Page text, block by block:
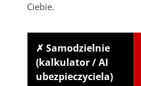
Ciebie.
✗ Samodzielnie
(kalkulator / AI
ubezpieczyciela)